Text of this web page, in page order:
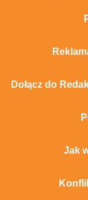
Dołącz do
Jak